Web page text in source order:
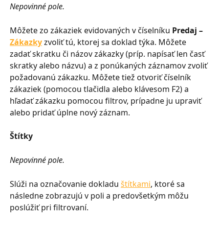
Nepovinné pole.
Môžete zo zákaziek evidovaných v číselníku Predaj –
Zákazky zvoliť tú, ktorej sa doklad týka. Môžete
zadať skratku či názov zákazky (príp. napísať len časť
skratky alebo názvu) a z ponúkaných záznamov zvoliť
požadovanú zákazku. Môžete tiež otvoriť číselník
zákaziek (pomocou tlačidla alebo klávesom F2) a
hľadať zákazku pomocou filtrov, prípadne ju upraviť
alebo pridať úplne nový záznam.
Štítky
Nepovinné pole.
Slúži na označovanie dokladu štítkami, ktoré sa
následne zobrazujú v poli a predovšetkým môžu
poslúžiť pri filtrovaní.